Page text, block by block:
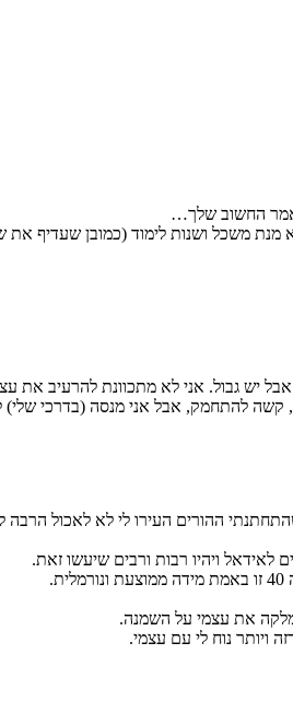
החשוב שלך…
מנת משכל ושנות לימוד (כמובן שעדיף
גבול. אני לא מתכוונת להרעיב את
קשה להתחמק, אבל אני מנסה (בדרכי
ההורים העירו לי לא לאכול הרבה
לאידאל ויהיו רבות ורבים שיעשו זאת.
את עצמי על השמנה.
ויותר נוח לי עם עצמי.